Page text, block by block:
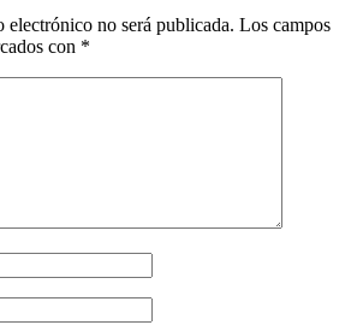
electrónico no será publicada. Los campos
con *